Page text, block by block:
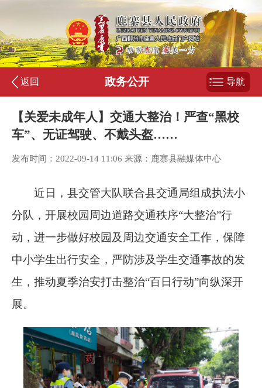
返回 政务公开 导航
【关爱未成年人】交通大整治！严查“黑校
车”、无证驾驶、不戴头盔……
发布时间：2022-09-14 11:06 来源：鹿寨县融媒体中心
近日，县交管大队联合县交通局组成执法小
分队，开展校园周边道路交通秩序“大整治”行
动，进一步做好校园及周边交通安全工作，保障
中小学生出行安全，严防涉及学生交通事故的发
生，推动夏季治安打击整治“百日行动”向纵深开
展。